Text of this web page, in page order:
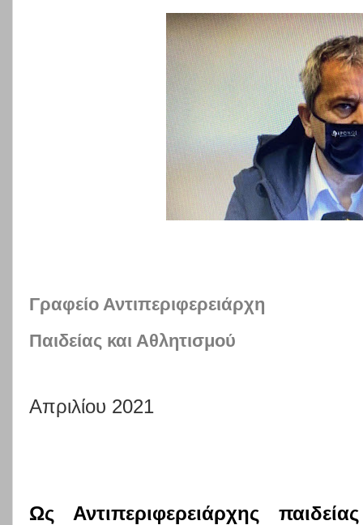
Γραφείο Αντιπεριφερειάρχη
Παιδείας και Αθλητισμού
Απριλίου 2021
Ως Αντιπεριφερειάρχης